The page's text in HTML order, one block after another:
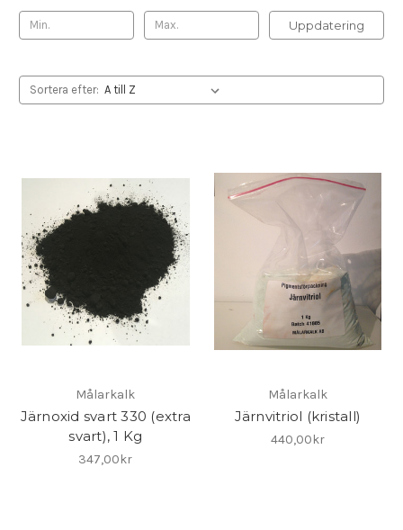
Uppdatering
Sortera efter:
Målarkalk
Järnoxid svart 330 (extra
svart), 1 Kg
347,00kr
Målarkalk
Järnvitriol (kristall)
440,00kr